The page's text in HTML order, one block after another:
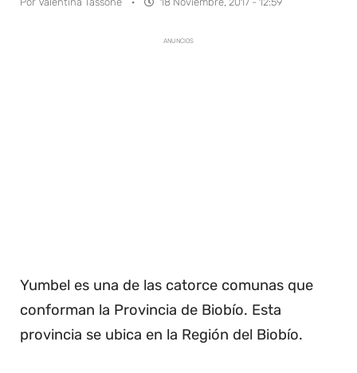
ANUNCIOS
Yumbel es una de las catorce comunas que
conforman la Provincia de Biobío. Esta
provincia se ubica en la Región del Biobío.